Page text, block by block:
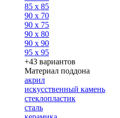
85 x 85
90 x 70
90 x 75
90 x 80
90 x 90
95 x 95
+43 вариантов
Материал поддона
акрил
искусственный камень
стеклопластик
сталь